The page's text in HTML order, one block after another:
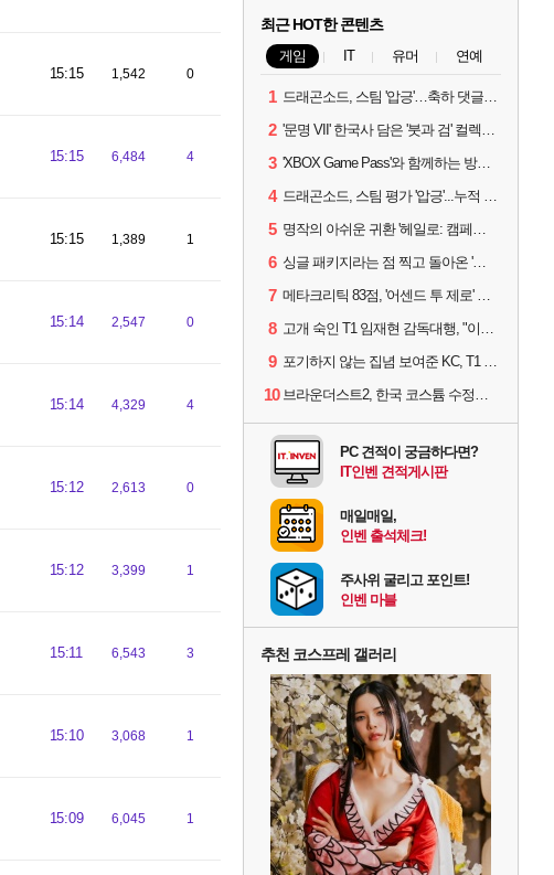
15:15 1,542 0
15:15 6,484 4
15:15 1,389 1
15:14 2,547 0
15:14 4,329 4
15:12 2,613 0
15:12 3,399 1
15:11 6,543 3
15:10 3,068 1
15:09 6,045 1
최근 HOT한 콘텐츠
게임 IT 유머 연예
1 드래곤소드, 스팀 '압긍'…축하 댓글 달고 게임 코드 받자!
2 '문명 VII' 한국사 담은 '붓과 검' 컬렉션 파트 2 출시
3 'XBOX Game Pass'와 함께하는 방구석 피서 게임 4종!
4 드래곤소드, 스팀 평가 '압긍'...누적 판매량 20만장 돌파
5 명작의 아쉬운 귀환 '헤일로: 캠페인 이볼브드'
6 싱글 패키지라는 점 찍고 돌아온 '드래곤소드: 어웨이크닝'
7 메타크리틱 83점, '어센드 투 제로' 정식 출시!
8 고개 숙인 T1 임재현 감독대행, "이른 탈락에 죄송한 마음 뿐"
9 포기하지 않는 집념 보여준 KC, T1 잡았다
10 브라운더스트2, 한국 코스튬 수정… 이준희 PD "안 하면 서비스 지속 불가"
PC 견적이 궁금하다면?
IT인벤 견적게시판
매일매일,
인벤 출석체크!
주사위 굴리고 포인트!
인벤 마블
추천 코스프레 갤러리